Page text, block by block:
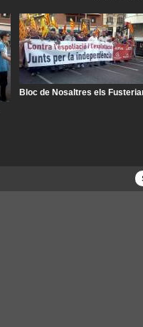
Bloc de Nosaltres els